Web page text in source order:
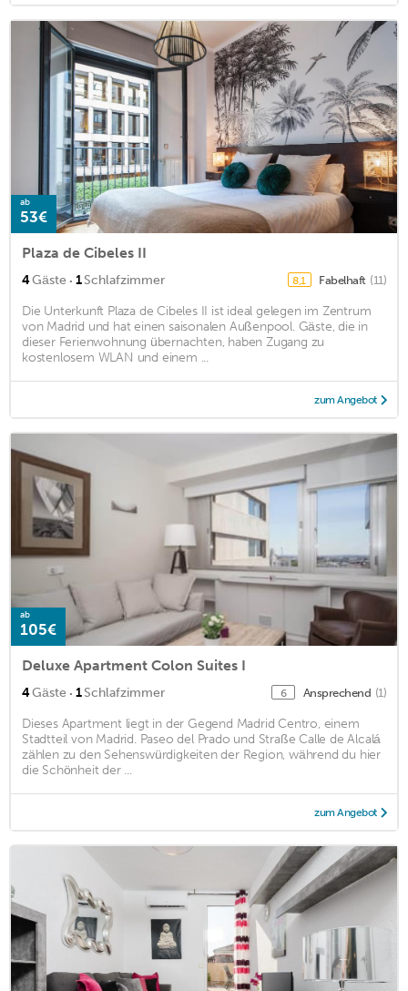
ab
53€
Plaza de Cibeles II
4Gäste · 1Schlafzimmer 8,1 Fabelhaft (11)
Die Unterkunft Plaza de Cibeles II ist ideal gelegen im Zentrum
von Madrid und hat einen saisonalen Außenpool. Gäste, die in
dieser Ferienwohnung übernachten, haben Zugang zu
kostenlosem WLAN und einem ...
zum Angebot
ab
105€
Deluxe Apartment Colon Suites I
4Gäste · 1Schlafzimmer 6 Ansprechend (1)
Dieses Apartment liegt in der Gegend Madrid Centro, einem
Stadtteil von Madrid. Paseo del Prado und Straße Calle de Alcalá
zählen zu den Sehenswürdigkeiten der Region, während du hier
die Schönheit der ...
zum Angebot